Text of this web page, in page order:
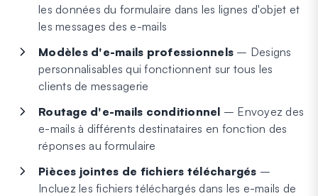
les données du formulaire dans les lignes d'objet et
les messages des e-mails
Modèles d'e-mails professionnels – Designs
personnalisables qui fonctionnent sur tous les
clients de messagerie
Routage d'e-mails conditionnel – Envoyez des
e-mails à différents destinataires en fonction des
réponses au formulaire
Pièces jointes de fichiers téléchargés –
Incluez les fichiers téléchargés dans les e-mails de